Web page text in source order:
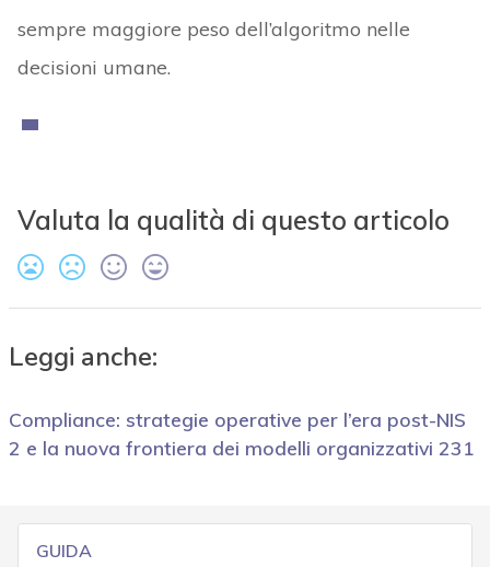
sempre maggiore peso dell’algoritmo nelle
decisioni umane.
Valuta la qualità di questo articolo
Leggi anche:
Compliance: strategie operative per l’era post-NIS
2 e la nuova frontiera dei modelli organizzativi 231
GUIDA